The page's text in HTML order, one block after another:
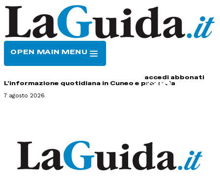
OPEN MAIN MENU
accedi abbonati
L'informazione quotidiana in Cuneo e provincia
7 agosto 2026